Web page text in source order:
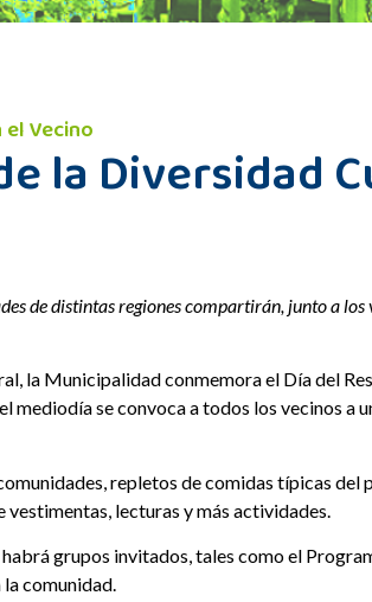
Vecino
la Diversidad
de distintas regiones compartirán, junto a
la Municipalidad conmemora el Día del
mediodía se convoca a todos los vecinos
repletos de comidas típicas
lecturas y más actividades.
grupos invitados, tales como el
comunidad.